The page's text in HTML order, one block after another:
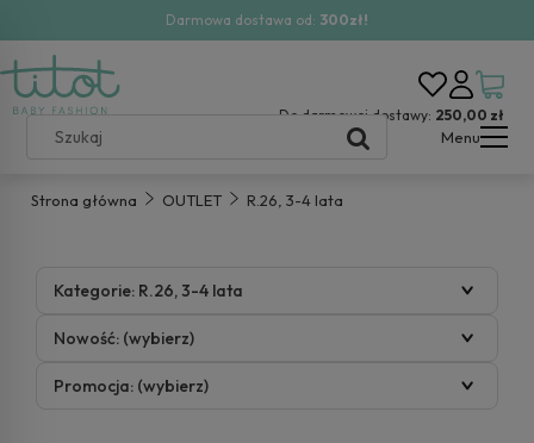
Darmowa dostawa od: 300zł!
Do darmowej dostawy: 250,00 zł
Menu
Strona główna OUTLET R.26, 3-4 lata
Kategorie: R.26, 3-4 lata
Nowość: (wybierz)
Promocja: (wybierz)